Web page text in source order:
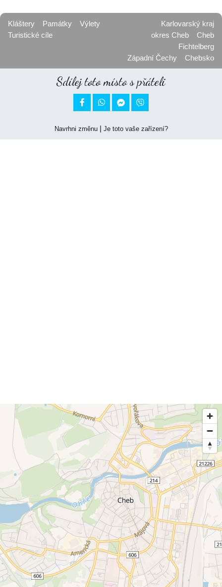
Kláštery Památky
Výlety
Turistické cíle
Karlovarský kraj
okres Cheb
Cheb
Fichtelberg
Západní Čechy
Chebsko
Sdílej toto místo s přáteli
 
Navrhni změnu| Je toto vaše zařízení?